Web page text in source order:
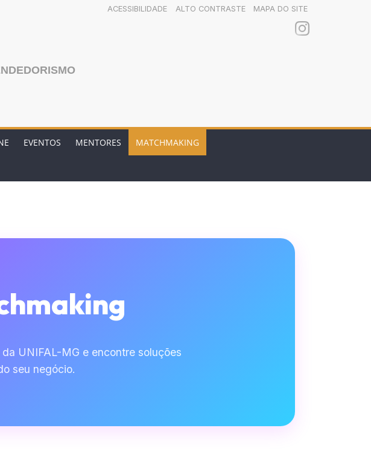
ACESSIBILIDADE ALTO CONTRASTE MAPA DO SITE
EVENTOS MENTORES MATCHMAKING
UNIFAL-MG e encontre soluções
seu negócio.